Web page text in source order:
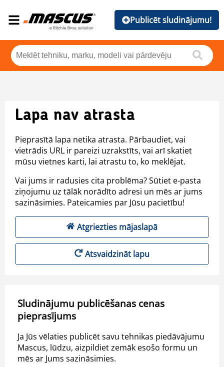
Publicēt sludinājumu!
Lapa nav atrasta
Pieprasītā lapa netika atrasta. Pārbaudiet, vai
vietrādis URL ir pareizi uzrakstīts, vai arī skatiet
mūsu vietnes karti, lai atrastu to, ko meklējat.
Vai jums ir radusies cita problēma? Sūtiet e-pasta
ziņojumu uz tālāk norādīto adresi un mēs ar jums
sazināsimies. Pateicamies par Jūsu pacietību!
Atgriezties mājaslapā
Atsvaidzināt lapu
Sludinājumu publicēšanas cenas
pieprasījums
Ja Jūs vēlaties publicēt savu tehnikas piedāvājumu
Mascus, lūdzu, aizpildiet zemāk esošo formu un
mēs ar Jums sazināsimies.